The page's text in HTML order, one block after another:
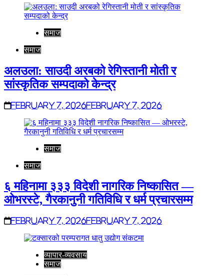
समाज
समाज
अलउला: साउदी अरबको रेगिस्तानी मोती र
सांस्कृतिक सम्पदाको केन्द्र
February 7, 2026February 7, 2026
समाज
समाज
६ महिनामा ३३३ विदेशी नागरिक निष्कासित —
ओभरस्टे, गैरकानुनी गतिविधि र धर्म प्रचारसम्म
February 7, 2026February 7, 2026
व्यापार-व्यवसाय
समाज